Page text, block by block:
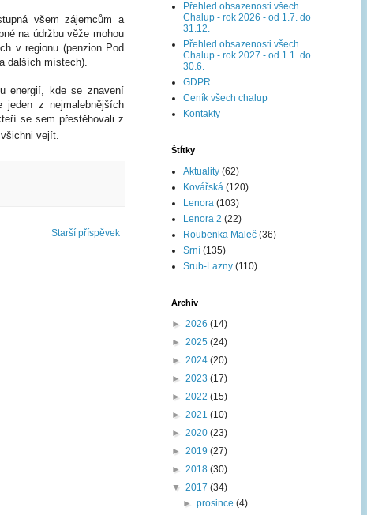
všem zájemcům a
na údržbu věže mohou
v regionu (penzion Pod
dalších místech).
energií, kde se znavení
jeden z nejmalebnějších
se sem přestěhovali z
vejít.
Starší příspěvek
Přehled obsazenosti všech
Chalup - rok 2026 - od 1.7. do
31.12.
Přehled obsazenosti všech
Chalup - rok 2027 - od 1.1. do
30.6.
GDPR
Ceník všech chalup
Kontakty
Štítky
Aktuality (62)
Kovářská (120)
Lenora (103)
Lenora 2 (22)
Roubenka Maleč (36)
Srní (135)
Srub-Lazny (110)
Archiv
► 2026 (14)
► 2025 (24)
► 2024 (20)
► 2023 (17)
► 2022 (15)
► 2021 (10)
► 2020 (23)
► 2019 (27)
► 2018 (30)
▼ 2017 (34)
►prosince(4)